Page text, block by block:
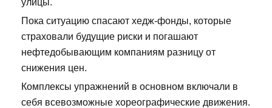
Пока ситуацию спасают хедж-фонды, которые
страховали будущие риски и погашают
нефтедобывающим компаниям разницу от
снижения цен.
Комплексы упражнений в основном включали в
себя всевозможные хореографические движения.